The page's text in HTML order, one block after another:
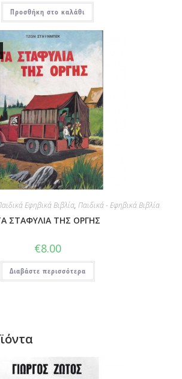
Προσθήκη στο καλάθι
Εφηβικά Βιβλία, Παιδικά - Εφηβικά Βιβλία
ΣΤΑΦΥΛΙΑ ΤΗΣ ΟΡΓΗΣ
€8.00
Διαβάστε περισσότερα